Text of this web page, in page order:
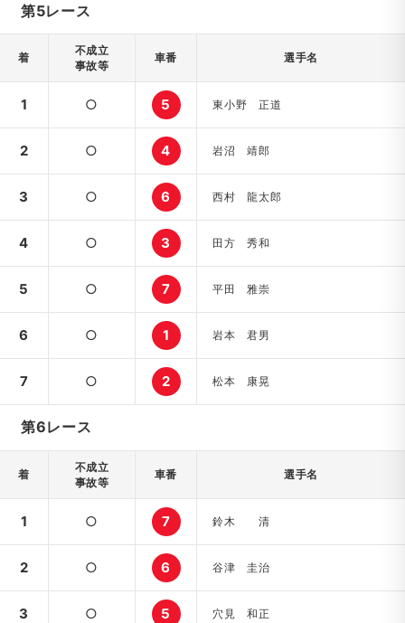
第5レース
着
不成立
事故等
車番 選手名
1 ○ 5 東小野 正道
2 ○ 4 岩沼 靖郎
3 ○ 6 西村 龍太郎
4 ○ 3 田方 秀和
5 ○ 7 平田 雅崇
6 ○ 1 岩本 君男
7 ○ 2 松本 康晃
第6レース
着
不成立
事故等
車番 選手名
1 ○ 7 鈴木 清
2 ○ 6 谷津 圭治
3 ○ 5 穴見 和正